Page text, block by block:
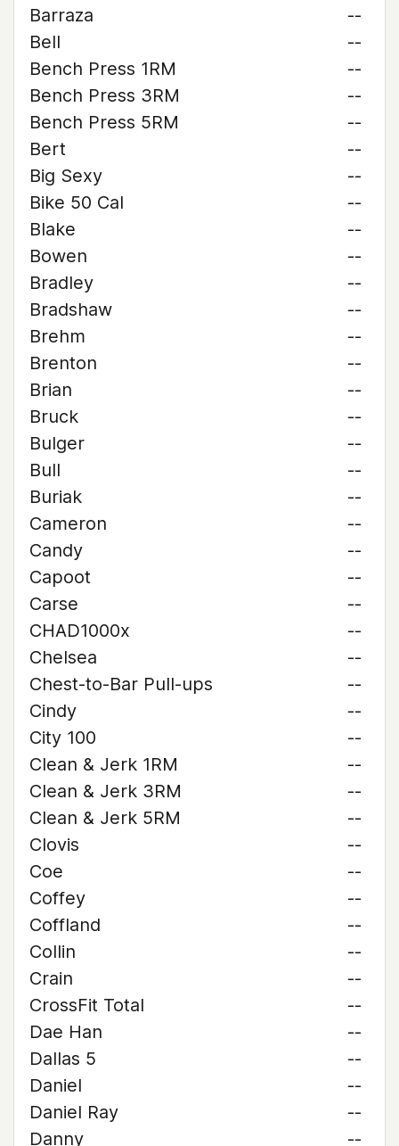
Barraza
--
Bell
--
Bench Press 1RM
--
Bench Press 3RM
--
Bench Press 5RM
--
Bert
--
Big Sexy
--
Bike 50 Cal
--
Blake
--
Bowen
--
Bradley
--
Bradshaw
--
Brehm
--
Brenton
--
Brian
--
Bruck
--
Bulger
--
Bull
--
Buriak
--
Cameron
--
Candy
--
Capoot
--
Carse
--
CHAD1000x
--
Chelsea
--
Chest-to-Bar Pull-ups
--
Cindy
--
City 100
--
Clean & Jerk 1RM
--
Clean & Jerk 3RM
--
Clean & Jerk 5RM
--
Clovis
--
Coe
--
Coffey
--
Coffland
--
Collin
--
Crain
--
CrossFit Total
--
Dae Han
--
Dallas 5
--
Daniel
--
Daniel Ray
--
Danny
--